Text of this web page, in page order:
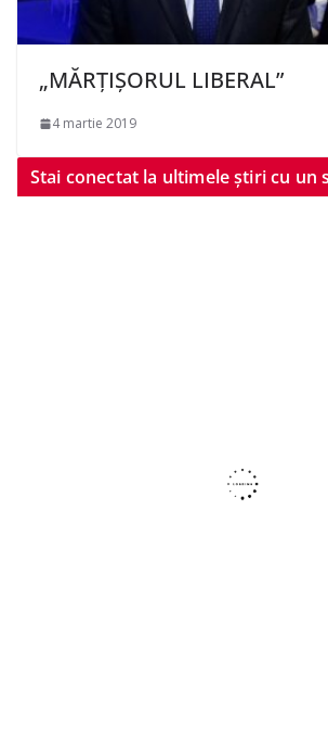
„MĂRȚIȘORUL LIBERAL”
4 martie 2019
Stai conectat la ultimele știri cu un